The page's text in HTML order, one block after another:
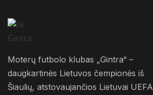
Moterų futbolo klubas „Gintra“ –
daugkartinės Lietuvos čempionės iš
Šiaulių, atstovaujančios Lietuvai UEFA